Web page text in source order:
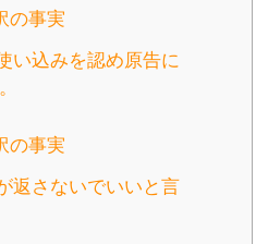
の事実
い込みを認め原告に
の事実
返さないでいいと言